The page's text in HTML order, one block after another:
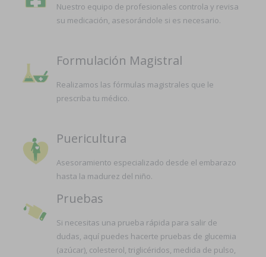
Nuestro equipo de profesionales controla y revisa
su medicación, asesorándole si es necesario.
Formulación Magistral
Realizamos las fórmulas magistrales que le
prescriba tu médico.
Puericultura
Asesoramiento especializado desde el embarazo
hasta la madurez del niño.
Pruebas
Si necesitas una prueba rápida para salir de
dudas, aquí puedes hacerte pruebas de glucemia
(azúcar), colesterol, triglicéridos, medida de pulso,